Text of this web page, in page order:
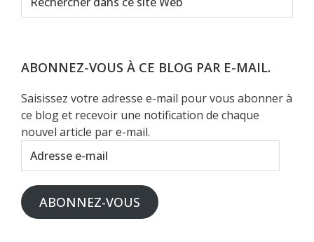
dans
Web
ABONNEZ-VOUS À CE BLOG PAR E-MAIL.
Saisissez votre adresse e-mail pour vous abonner à
ce blog et recevoir une notification de chaque
nouvel article par e-mail.
Adresse
e-
mail
ABONNEZ-VOUS